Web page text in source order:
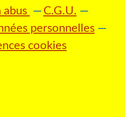
abus
C.G.U.
personnelles
cookies